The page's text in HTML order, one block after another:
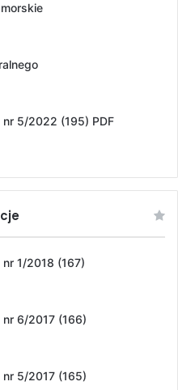
5/2022 (195) PDF
1/2018 (167)
6/2017 (166)
5/2017 (165)